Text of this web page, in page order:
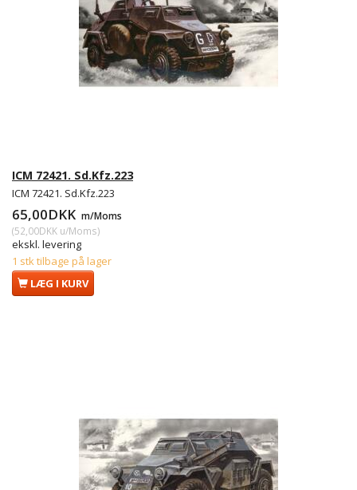
ICM 72421. Sd.Kfz.223
ICM 72421. Sd.Kfz.223
65,00DKK m/Moms
(52,00DKK u/Moms)
ekskl. levering
1 stk tilbage på lager
LÆG I KURV